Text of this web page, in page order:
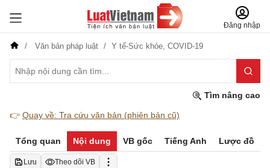
Đăng nhập
Văn bản pháp luật Y tế-Sức khỏe, COVID-19
Tìm nâng cao
👉 Quay về: Tra cứu văn bản (phiên bản cũ)
Tổng quan Nội dung VB gốc Tiếng Anh Lược đồ
Lưu Theo dõi VB